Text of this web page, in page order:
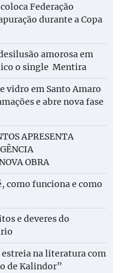
Federação
durante a Copa
amorosa em
o single Mentira
vidro em Santo Amaro
e abre nova fase
APRESENTA
OBRA
como funciona e como
e deveres do
na literatura com
de Kalindor”